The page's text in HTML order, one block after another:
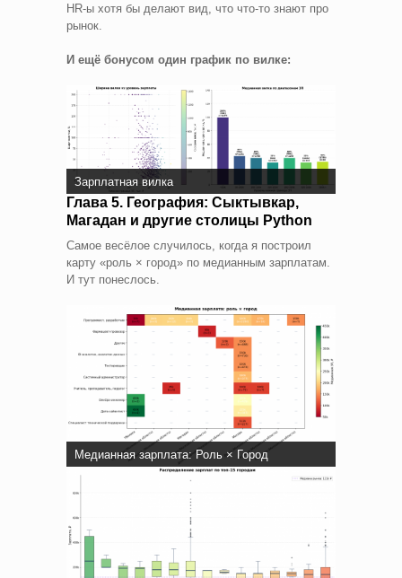
HR-ы хотя бы делают вид, что что-то знают про
рынок.
И ещё бонусом один график по вилке:
Зарплатная вилка
Глава 5. География: Сыктывкар,
Магадан и другие столицы Python
Самое весёлое случилось, когда я построил
карту «роль × город» по медианным зарплатам.
И тут понеслось.
Медианная зарплата: Роль × Город